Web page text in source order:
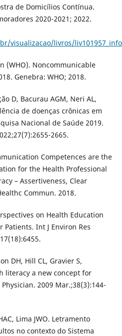
de Domicílios Contínua.
2020-2021; 2022.
visualizacao/livros/
(WHO). Noncommunicable
Genebra: WHO; 2018.
D, Bacurau AGM, Neri AL,
de doenças crônicas em
Nacional de Saúde 2019.
2665.
Competences are the
for the Health Professional
– Assertiveness, Clear
Commun. 2018.
on Health Education
Int J Environ Res
DH, Hill CL, Gravier S,
literacy a new concept for
2009 Mar.;38(3):144-
Lima JWO. Letramento
no contexto do Sistema